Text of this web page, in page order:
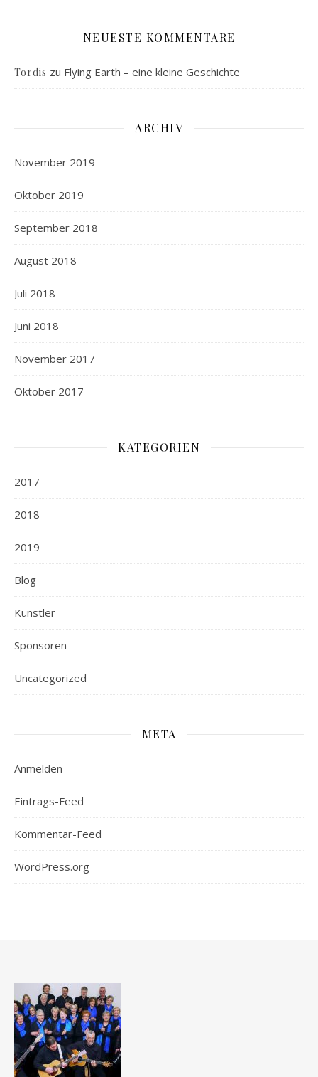
NEUESTE KOMMENTARE
Tordis zu Flying Earth – eine kleine Geschichte
ARCHIV
November 2019
Oktober 2019
September 2018
August 2018
Juli 2018
Juni 2018
November 2017
Oktober 2017
KATEGORIEN
2017
2018
2019
Blog
Künstler
Sponsoren
Uncategorized
META
Anmelden
Eintrags-Feed
Kommentar-Feed
WordPress.org